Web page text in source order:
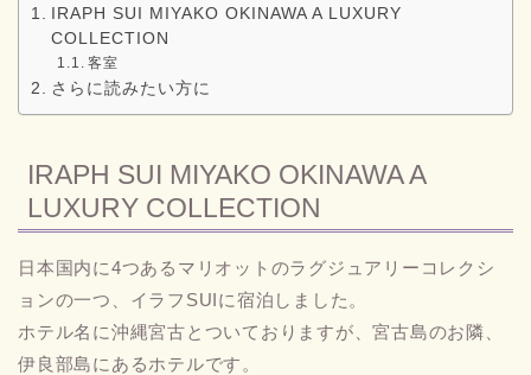
IRAPH SUI MIYAKO OKINAWA A LUXURY
COLLECTION
客室
さらに読みたい方に
IRAPH SUI MIYAKO OKINAWA A
LUXURY COLLECTION
日本国内に4つあるマリオットのラグジュアリーコレクシ
ョンの一つ、イラフSUIに宿泊しました。
ホテル名に沖縄宮古とついておりますが、宮古島のお隣、
伊良部島にあるホテルです。